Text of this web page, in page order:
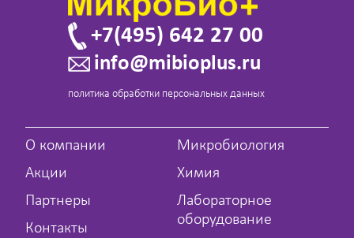
+7(495) 642 27 00
info@mibioplus.ru
политика обработки персональных данных
О компании
Акции
Партнеры
Контакты
Микробиология
Химия
Лабораторное
оборудование